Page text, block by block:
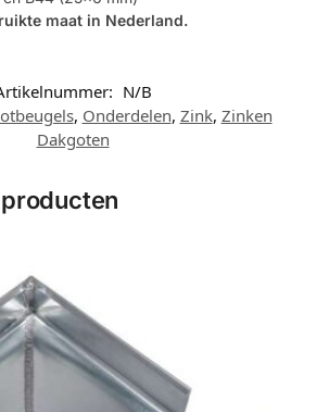
maat in Nederland.
N/B
, Onderdelen, Zink, Zinken
Dakgoten